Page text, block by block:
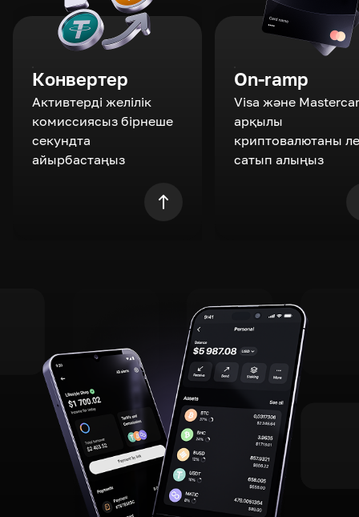
Конвертер
Активтерді желілік
комиссиясыз бірнеше
секундта
айырбастаңыз
On-ramp
Visa және
арқылы
криптовалютаны
сатып алыңыз